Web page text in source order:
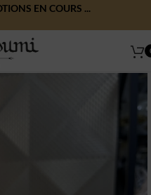
EN COURS ...